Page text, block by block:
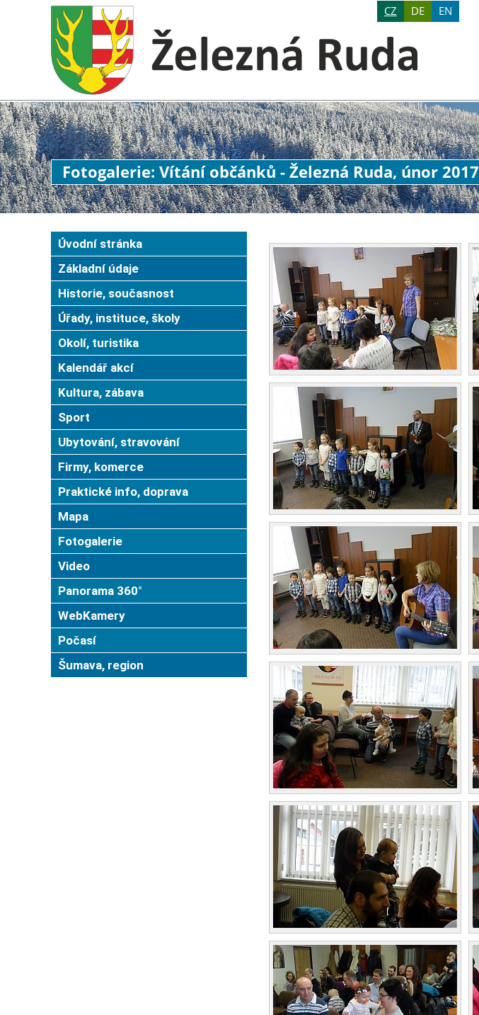
CZ DE EN
Fotogalerie: Vítání občánků - Železná Ruda, únor 2017
Úvodní stránka
Základní údaje
Historie, současnost
Úřady, instituce, školy
Okolí, turistika
Kalendář akcí
Kultura, zábava
Sport
Ubytování, stravování
Firmy, komerce
Praktické info, doprava
Mapa
Fotogalerie
Video
Panorama 360°
WebKamery
Počasí
Šumava, region